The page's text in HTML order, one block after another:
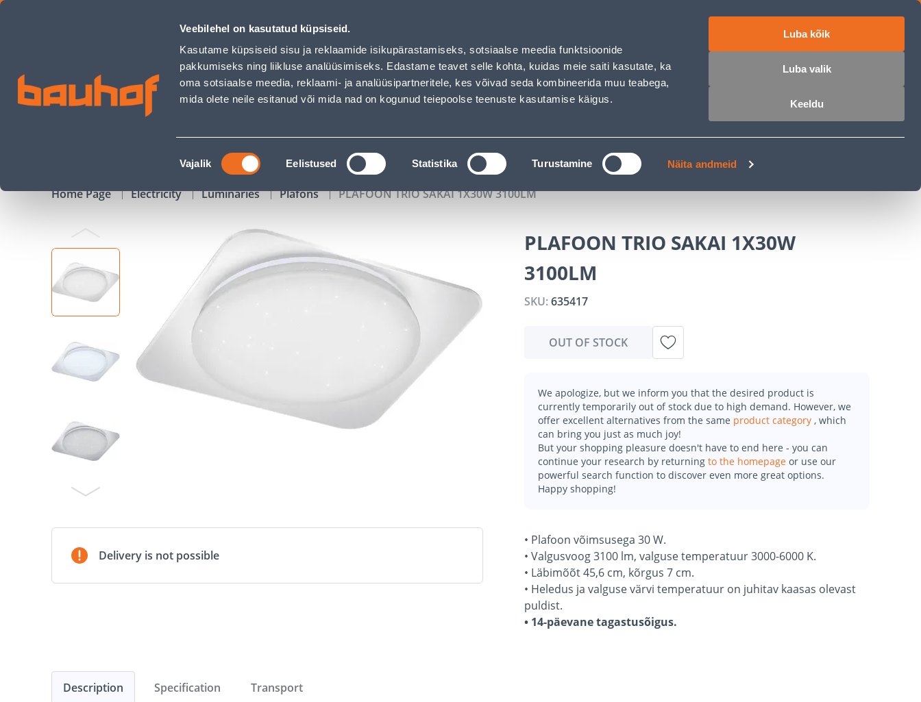
Veebilehel on kasutatud küpsiseid.
Kasutame küpsiseid sisu ja reklaamide isikupärastamiseks, sotsiaalse meedia funktsioonide
pakkumiseks ning liikluse analüüsimiseks. Edastame teavet selle kohta, kuidas meie saiti kasutate, ka
oma sotsiaalse meedia, reklaami- ja analüüsipartneritele, kes võivad seda kombineerida muu teabega,
mida olete neile esitanud või mida nad on kogunud teiepoolse teenuste kasutamise käigus.
Nõusoleku
valik
Vajalik Eelistused Statistika Turustamine Näita andmeid
Luba kõik
Luba valik
Keeldu
PLAFOON TRIO SAKAI 1X30W 3100LM - Bauhof has loaded
Business Service Center Customer Service Services Job offers
SEARCH
CAMPAIGNS CATALOGS TOOL RENTAL MASTERS CLUB
Home Page Electricity Luminaries Plafons PLAFOON TRIO SAKAI 1X30W 3100LM
Delivery is not possible
PLAFOON TRIO SAKAI 1X30W
3100LM
SKU:635417
OUT OF STOCK
We apologize, but we inform you that the desired product is
currently temporarily out of stock due to high demand. However, we
offer excellent alternatives from the same product category , which
can bring you just as much joy!
But your shopping pleasure doesn't have to end here - you can
continue your research by returning to the homepage or use our
powerful search function to discover even more great options.
Happy shopping!
• Plafoon võimsusega 30 W.
• Valgusvoog 3100 lm, valguse temperatuur 3000-6000 K.
• Läbimõõt 45,6 cm, kõrgus 7 cm.
• Heledus ja valguse värvi temperatuur on juhitav kaasas olevast
puldist.
• 14-päevane tagastusõigus.
Description Specification Transport